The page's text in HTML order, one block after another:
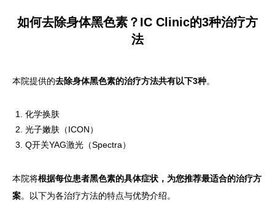
如何去除身体黑色素？IC Clinic的3种治疗方
法
本院提供的去除身体黑色素的治疗方法共有以下3种。
化学换肤
光子嫩肤（ICON）
Q开关YAG激光（Spectra）
本院将根据每位患者黑色素的具体症状，为您推荐最适合的治疗方
案。以下为各治疗方法的特点与优势介绍。